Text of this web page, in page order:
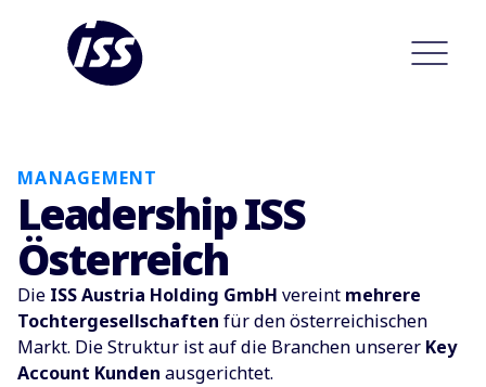
MANAGEMENT
Leadership ISS
Österreich
Die ISS Austria Holding GmbH vereint mehrere
Tochtergesellschaften für den österreichischen
Markt. Die Struktur ist auf die Branchen unserer Key
Account Kunden ausgerichtet.